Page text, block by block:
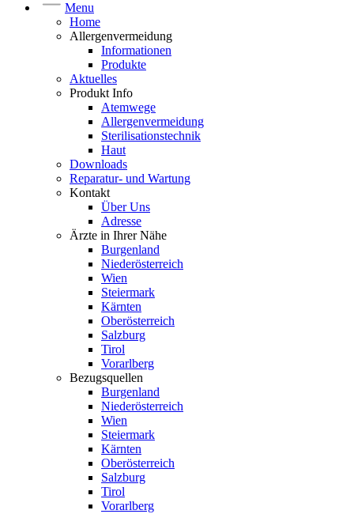
Menu
Home
Allergenvermeidung
Informationen
Produkte
Aktuelles
Produkt Info
Atemwege
Allergenvermeidung
Sterilisationstechnik
Haut
Downloads
Reparatur- und Wartung
Kontakt
Über Uns
Adresse
Ärzte in Ihrer Nähe
Burgenland
Niederösterreich
Wien
Steiermark
Kärnten
Oberösterreich
Salzburg
Tirol
Vorarlberg
Bezugsquellen
Burgenland
Niederösterreich
Wien
Steiermark
Kärnten
Oberösterreich
Salzburg
Tirol
Vorarlberg